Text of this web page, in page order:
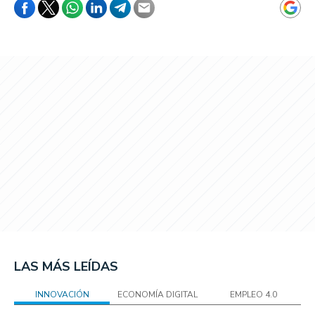
LAS MÁS LEÍDAS
INNOVACIÓN ECONOMÍA DIGITAL EMPLEO 4.0